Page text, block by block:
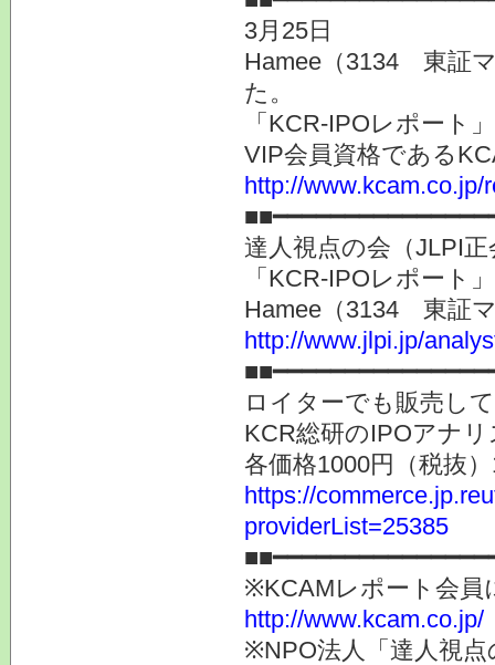
3月25日
Hamee（3134 東証
た。
「KCR-IPOレポー
VIP会員資格である
http://www.kcam.co.jp/
達人視点の会（JLPI
「KCR-IPOレポー
Hamee（3134 東証
http://www.jlpi.jp/
ロイターでも販売し
KCR総研のIPOアナ
各価格1000円（税抜
https://
providerList=25385
※KCAMレポート会員
http://www.kcam.co.jp/
※NPO法人「達人視